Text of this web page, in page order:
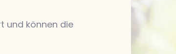
und können die